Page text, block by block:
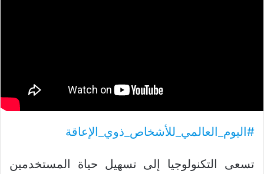
#اليوم_العالمي_للأشخاص_ذوي_الإعاقة
تسعى التكنولوجيا إلى تسهيل حياة المستخدمين